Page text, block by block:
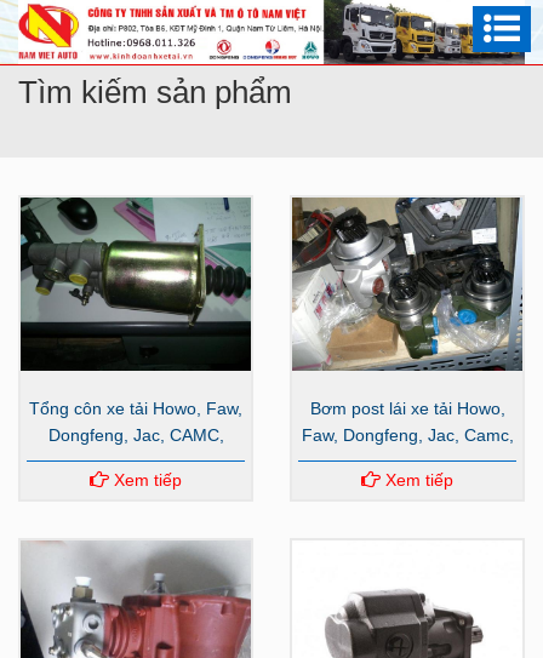
Tìm kiếm sản phẩm
Tổng côn xe tải Howo, Faw,
Dongfeng, Jac, CAMC,
Hyundai
Xem tiếp
Bơm post lái xe tải Howo,
Faw, Dongfeng, Jac, Camc,
Hyundai
Xem tiếp